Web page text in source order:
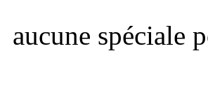
aucune spéciale